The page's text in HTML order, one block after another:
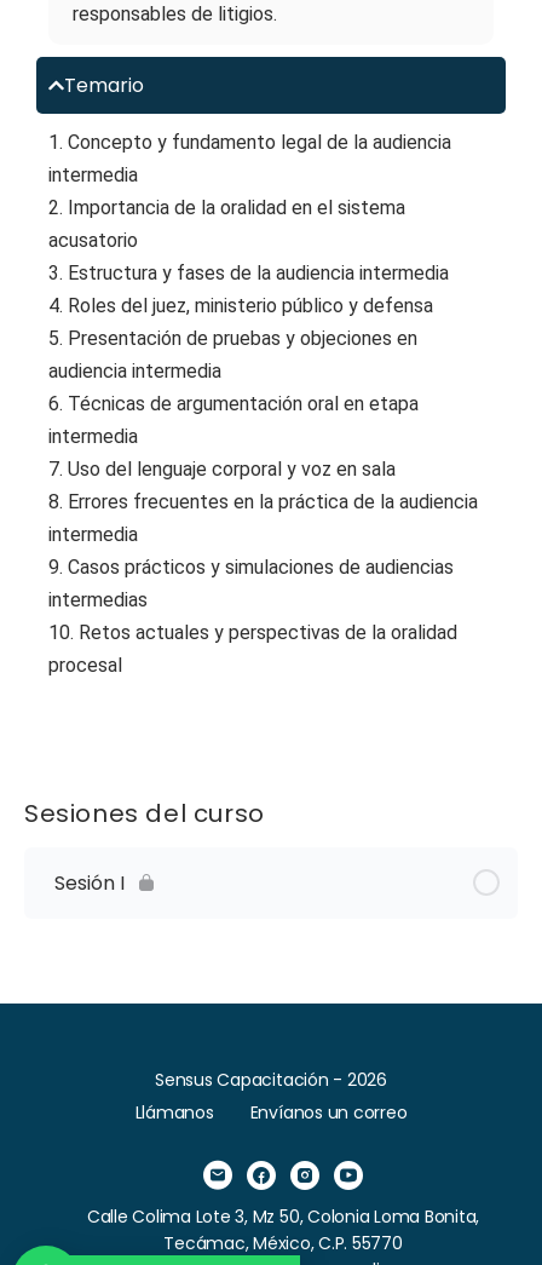
responsables de litigios.
Temario
1. Concepto y fundamento legal de la audiencia
intermedia
2. Importancia de la oralidad en el sistema
acusatorio
3. Estructura y fases de la audiencia intermedia
4. Roles del juez, ministerio público y defensa
5. Presentación de pruebas y objeciones en
audiencia intermedia
6. Técnicas de argumentación oral en etapa
intermedia
7. Uso del lenguaje corporal y voz en sala
8. Errores frecuentes en la práctica de la audiencia
intermedia
9. Casos prácticos y simulaciones de audiencias
intermedias
10. Retos actuales y perspectivas de la oralidad
procesal
Sesiones del curso
Sesión I
Sensus Capacitación - 2026
Llámanos
Envíanos un correo
Calle Colima Lote 3, Mz 50, Colonia Loma Bonita,
Tecámac, México, C.P. 55770